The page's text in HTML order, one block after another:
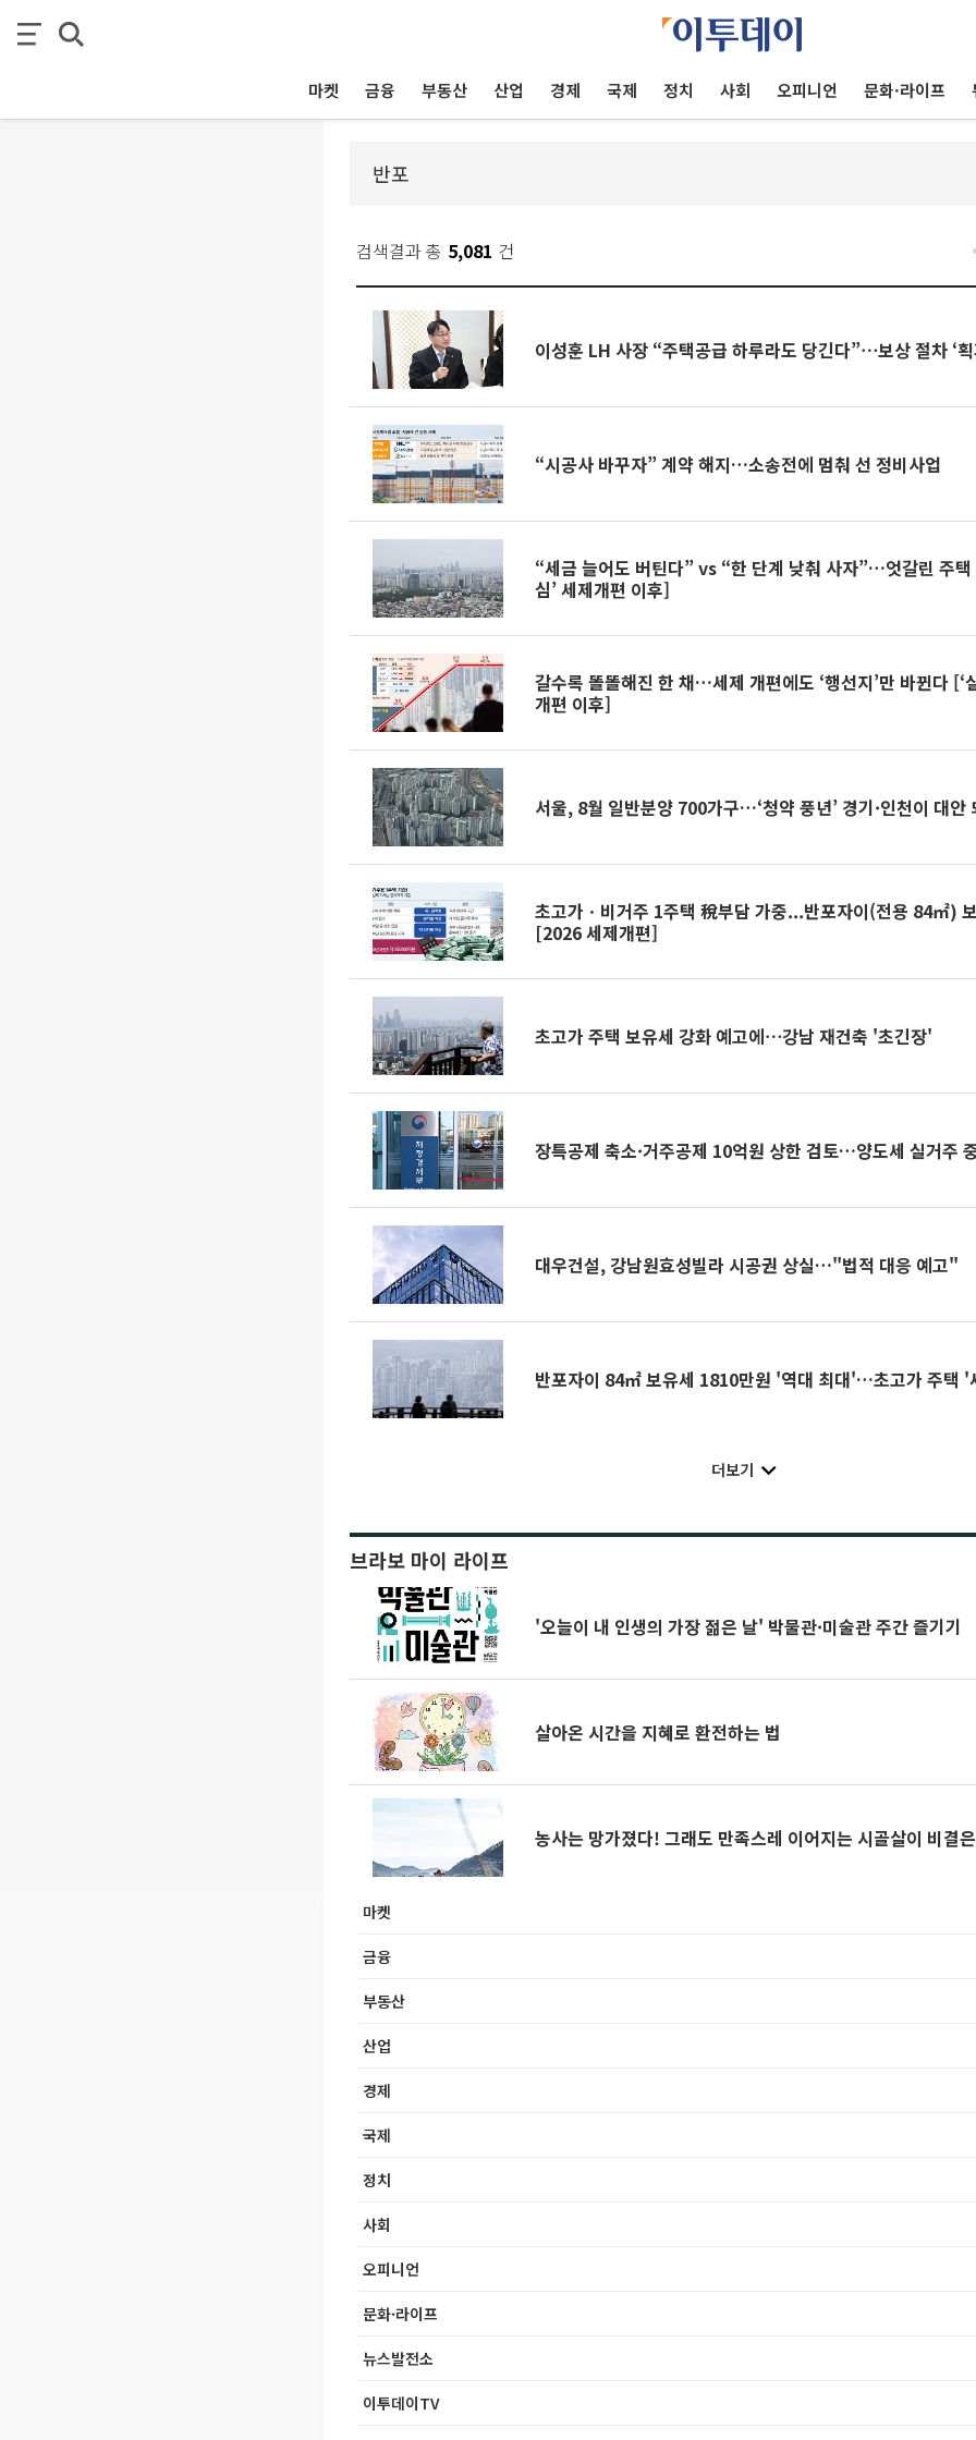
마켓 금융 부동산 산업 경제 국제 정치 사회 오피니언 문화·라이프
검색결과 총 5,081 건
이성훈 LH 사장 “주택공급 하루라도 당긴다”⋯보상 절차 ‘획
“시공사 바꾸자” 계약 해지…소송전에 멈춰 선 정비사업
“세금 늘어도 버틴다” vs “한 단계 낮춰 사자”…엇갈린 주택
심’ 세제개편 이후]
갈수록 똘똘해진 한 채…세제 개편에도 ‘행선지’만 바뀐다 [‘
개편 이후]
서울, 8월 일반분양 700가구…‘청약 풍년’ 경기·인천이 대안
초고가ㆍ비거주 1주택 稅부담 가중...반포자이(전용 84㎡)
[2026 세제개편]
초고가 주택 보유세 강화 예고에⋯강남 재건축 '초긴장'
장특공제 축소·거주공제 10억원 상한 검토…양도세 실거주
대우건설, 강남원효성빌라 시공권 상실…"법적 대응 예고"
반포자이 84㎡ 보유세 1810만원 '역대 최대'…초고가 주택 '
더보기
브라보 마이 라이프
'오늘이 내 인생의 가장 젊은 날' 박물관·미술관 주간 즐기기
살아온 시간을 지혜로 환전하는 법
농사는 망가졌다! 그래도 만족스레 이어지는 시골살이 비결
마켓
금융
부동산
산업
경제
국제
정치
사회
오피니언
문화·라이프
뉴스발전소
이투데이TV